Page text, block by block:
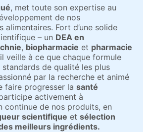
, met toute son expertise au
de nos
alimentaires. Fort d’une solide
– un DEA en
, biopharmacie et pharmacie
veille à ce que chaque formule
standards de qualité les plus
par la recherche et animé
faire progresser lasanté
activement à
continue de nos produits, en
scientifique etsélection
meilleurs ingrédients.